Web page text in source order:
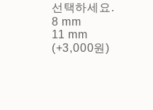
선택하세요.
8 mm
11 mm
(+3,000원)